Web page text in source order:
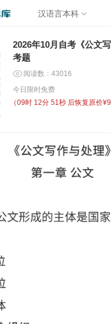
汉语言本科
2026年10月自考《公文
考题
阅读数：43016
今日限时免费
（09时 12分 51秒 后恢复原价